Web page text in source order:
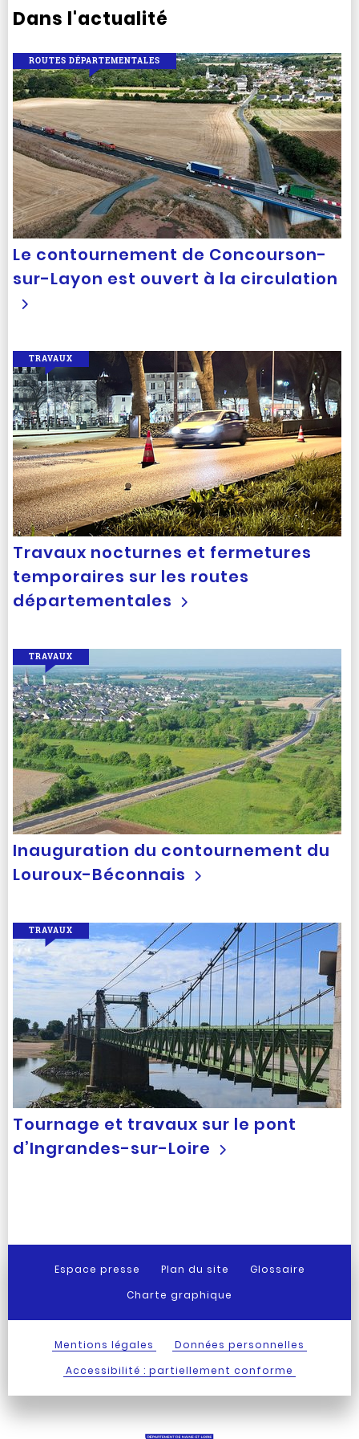
Dans l'actualité
Le contournement de Concourson-
sur-Layon est ouvert à la circulation
ROUTES DÉPARTEMENTALES
Travaux nocturnes et fermetures
temporaires sur les routes
départementales
TRAVAUX
Inauguration du contournement du
Louroux-Béconnais
TRAVAUX
Tournage et travaux sur le pont
d’Ingrandes-sur-Loire
TRAVAUX
Espace presse Plan du site
Glossaire
Charte graphique
Mentions légales
Données personnelles
Accessibilité : partiellement conforme